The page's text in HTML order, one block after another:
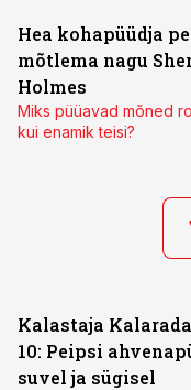
Hea kohapüüdja
mõtlema nagu
Holmes
Miks püüavad mõned
kui enamik teisi?
Kalastaja
10: Peipsi
suvel ja sügisel